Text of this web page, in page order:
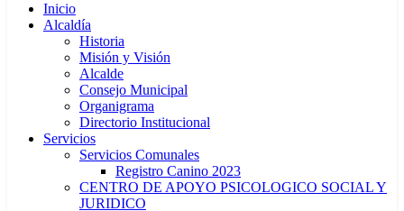
Inicio
Alcaldía
Historia
Misión y Visión
Alcalde
Consejo Municipal
Organigrama
Directorio Institucional
Servicios
Servicios Comunales
Registro Canino 2023
CENTRO DE APOYO PSICOLOGICO SOCIAL Y
JURIDICO